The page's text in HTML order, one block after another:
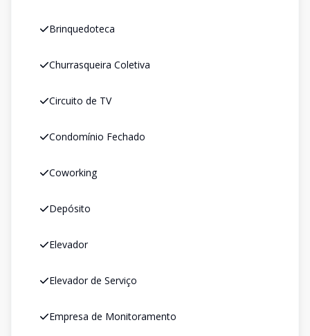
Brinquedoteca
Churrasqueira Coletiva
Circuito de TV
Condomínio Fechado
Coworking
Depósito
Elevador
Elevador de Serviço
Empresa de Monitoramento